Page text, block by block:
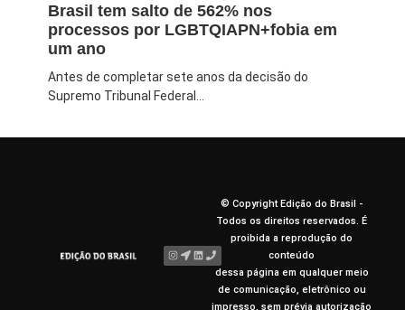
Brasil tem salto de 562% nos
processos por LGBTQIAPN+fobia em
um ano
Antes de completar sete anos da decisão do
Supremo Tribunal Federal...
© Copyright Edição do Brasil -
Todos os direitos reservados. É
proibida a reprodução do
conteúdo
dessa página em qualquer meio
de comunicação, eletrônico ou
impresso, sem prévia autorização